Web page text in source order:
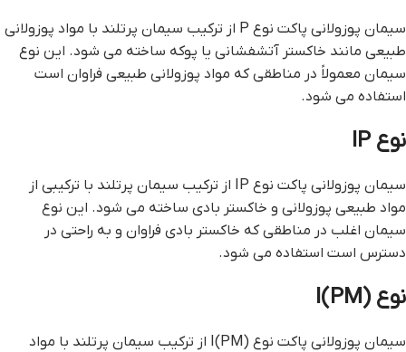
سیمان پوزولانی پاکت نوع P از ترکیب سیمان پرتلند با مواد پوزولانی
طبیعی مانند خاکستر آتشفشانی یا پوکه ساخته می شود. این نوع
سیمان معمولاً در مناطقی که مواد پوزولانی طبیعی فراوان است
استفاده می شود.
نوع IP
سیمان پوزولانی پاکت نوع IP از ترکیب سیمان پرتلند با ترکیبی از
مواد طبیعی پوزولانی و خاکستر بادی ساخته می شود. این نوع
سیمان اغلب در مناطقی که خاکستر بادی فراوان و به راحتی در
دسترس است استفاده می شود.
نوع I(PM)
سیمان پوزولانی پاکت نوع I(PM) از ترکیب سیمان پرتلند با مواد